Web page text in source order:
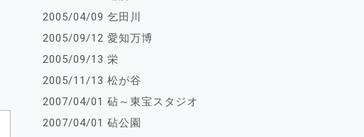
2005/04/09 乞田川
2005/09/12 愛知万博
2005/09/13 栄
2005/11/13 松が谷
2007/04/01 砧～東宝スタジオ
2007/04/01 砧公園